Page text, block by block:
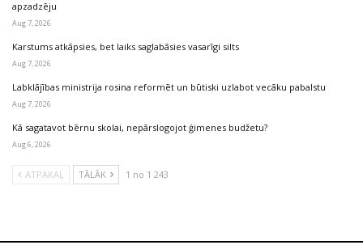
apzadzēju
Aug 7, 2026
Karstums atkāpsies, bet laiks saglabāsies vasarīgi silts
Aug 7, 2026
Labklājības ministrija rosina reformēt un būtiski uzlabot vecāku pabalstu
Aug 7, 2026
Kā sagatavot bērnu skolai, nepārslogojot ģimenes budžetu?
Aug 6, 2026
ATPAKAĻ TĀLĀK 1 no 1 243